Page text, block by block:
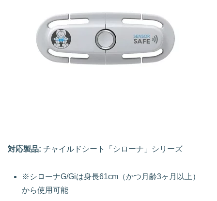
対応製品: チャイルドシート「シローナ」シリーズ
※シローナG/Giは身長61cm（かつ月齢3ヶ月以上）
から使用可能